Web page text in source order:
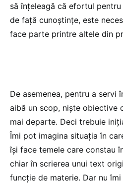
să înţeleagă că efortul
de faţă cunoştinţe, este
face parte printre altele din
De asemenea, pentru a servi
aibă un scop, nişte obiective
mai departe. Deci trebuie
Îmi pot imagina situaţia în
îşi face temele care constau
chiar în scrierea unui text
funcţie de materie. Dar nu